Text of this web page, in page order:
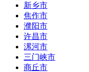
新乡市
焦作市
濮阳市
许昌市
漯河市
三门峡市
商丘市